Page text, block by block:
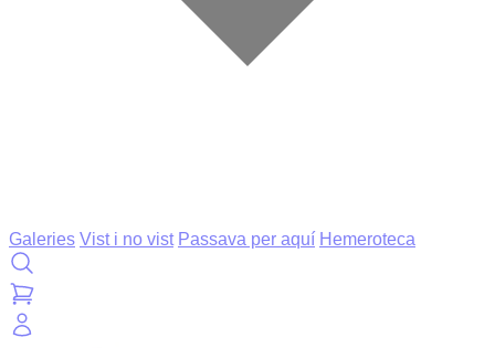
Galeries Vist i no vist Passava per aquí Hemeroteca